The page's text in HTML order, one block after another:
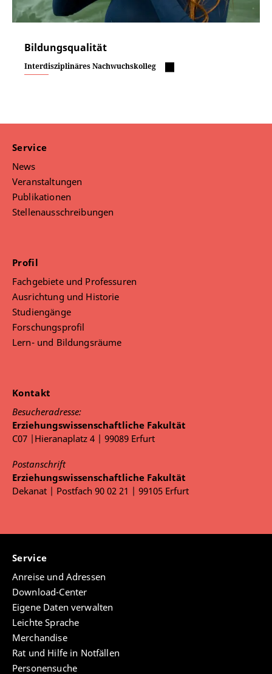
Bildungsqualität
Interdisziplinäres Nachwuchskolleg
Service
News
Veranstaltungen
Publikationen
Stellenausschreibungen
Profil
Fachgebiete und Professuren
Ausrichtung und Historie
Studiengänge
Forschungsprofil
Lern- und Bildungsräume
Kontakt
Besucheradresse:
Erziehungswissenschaftliche Fakultät
C07 |Hieranaplatz 4 | 99089 Erfurt
Postanschrift
Erziehungswissenschaftliche Fakultät
Dekanat | Postfach 90 02 21 | 99105 Erfurt
Service
Anreise und Adressen
Download-Center
Eigene Daten verwalten
Leichte Sprache
Merchandise
Rat und Hilfe in Notfällen
Personensuche